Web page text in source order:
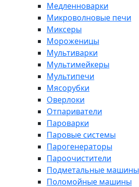
Медленноварки
Микроволновые печи
Миксеры
Мороженицы
Мультиварки
Мультимейкеры
Мультипечи
Мясорубки
Оверлоки
Отпариватели
Пароварки
Паровые системы
Парогенераторы
Пароочистители
Подметальные машины
Поломойные машины